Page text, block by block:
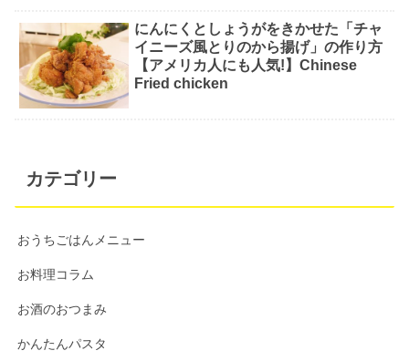
にんにくとしょうがをきかせた「チャ
イニーズ風とりのから揚げ」の作り方
【アメリカ人にも人気!】Chinese
Fried chicken
カテゴリー
おうちごはんメニュー
お料理コラム
お酒のおつまみ
かんたんパスタ